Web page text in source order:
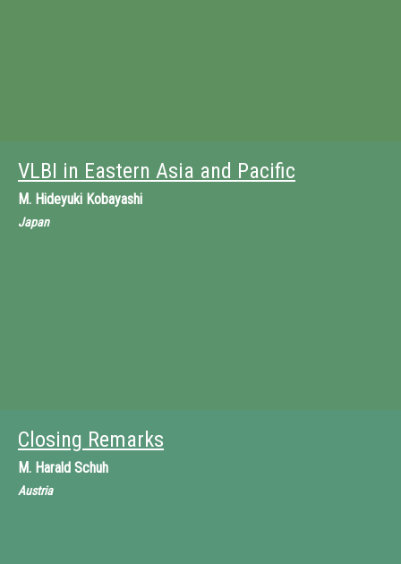
VLBI in Eastern Asia and Pacific
M. Hideyuki Kobayashi
Japan
Closing Remarks
M. Harald Schuh
Austria